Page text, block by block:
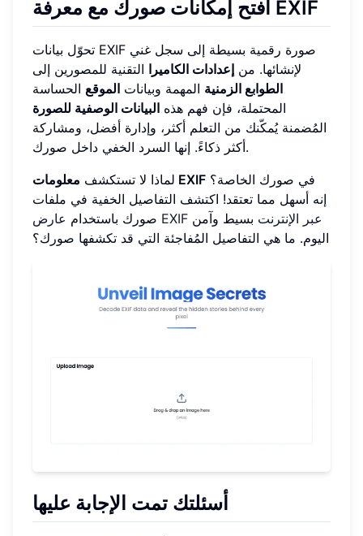
افتح إمكانات صورك مع معرفة EXIF
تحوّل بيانات EXIF صورة رقمية بسيطة إلى سجل غني
لإنشائها. من إعدادات الكاميرا التقنية للمصورين إلى
الطوابع الزمنية المهمة وبيانات الموقع الحساسة
المحتملة، فإن فهم هذه البيانات الوصفية للصورة
المُضمنة يُمكّنك من التعلم أكثر، وإدارة أفضل، ومشاركة
أكثر ذكاءً. إنها السرد الخفي داخل صورك.
لماذا لا تستكشف معلومات EXIF
إنه أسهل مما تعتقد! اكتشف التفاصيل الخفية في ملفات
صورك باستخدام
عارض EXIF عبر الإنترنت بسيط وآمن
اليوم. ما هي التفاصيل المُفاجئة التي قد تكشفها صورك؟
أسئلتك تمت الإجابة عليها